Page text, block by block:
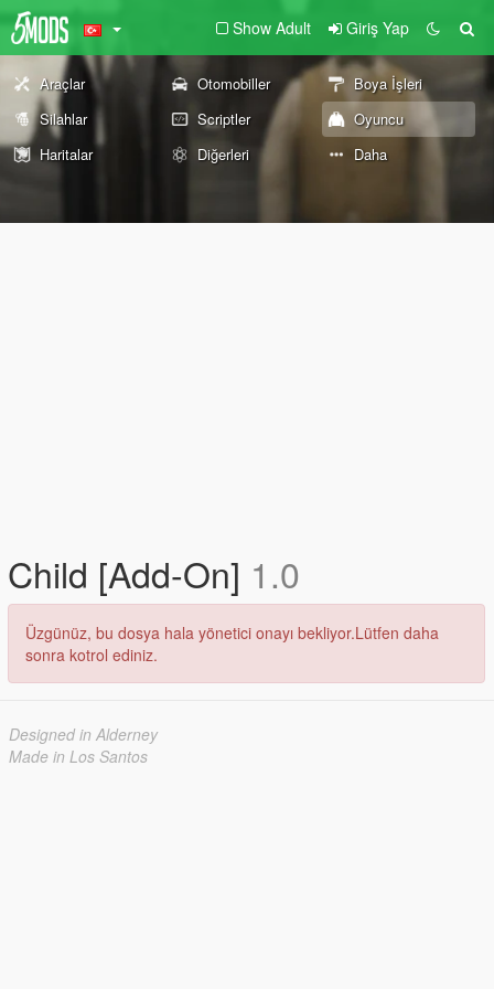
Show Adult Giriş Yap
Araçlar Otomobiller
Boya İşleri
Silahlar
Scriptler
Oyuncu
Haritalar
Diğerleri Daha
Child [Add-On] 1.0
Üzgünüz, bu dosya hala yönetici onayı bekliyor.Lütfen daha
sonra kotrol ediniz.
Designed in Alderney
Made in Los Santos